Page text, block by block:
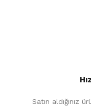
Satın aldığınız